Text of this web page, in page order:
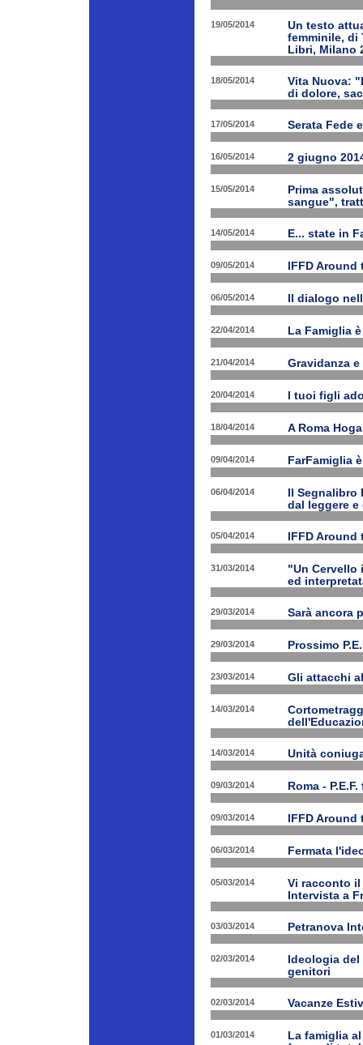
19/05/2014
Un testo
femminile, di
Libri, Milano
18/05/2014
Vita Nuova:
di dolore,
17/05/2014 Serata Fede
16/05/2014 2 giugno
15/05/2014
Prima
sangue",
14/05/2014 E... state in
09/05/2014 IFFD
06/05/2014 Il dialogo
22/04/2014 La Famiglia
21/04/2014 Gravidanza
20/04/2014 I tuoi figli
18/04/2014 A Roma
09/04/2014 FarFamiglia
06/04/2014
Il
dal leggere
05/04/2014 IFFD
31/03/2014
"Un Cervello
ed
29/03/2014 Sarà ancora
29/03/2014 Prossimo
23/03/2014 Gli attacchi
14/03/2014
14/03/2014 Unità
09/03/2014 Roma -
09/03/2014 IFFD
06/03/2014 Fermata
05/03/2014
Vi racconto il
Intervista a
03/03/2014 Petranova
02/03/2014
Ideologia
genitori
02/03/2014 Vacanze
01/03/2014
La famiglia